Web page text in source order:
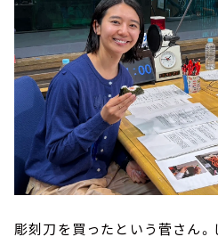
彫刻刀を買ったという菅さん。